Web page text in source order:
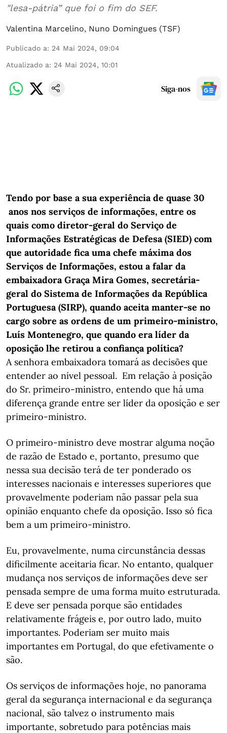
"lesa-pátria” que foi o fim do SEF.
Valentina Marcelino, Nuno Domingues (TSF)
Publicado a: 24 Mai 2024, 09:04
Atualizado a: 24 Mai 2024, 10:01
Siga-nos
Tendo por base a sua experiência de quase 30
anos nos serviços de informações, entre os
quais como diretor-geral do Serviço de
Informações Estratégicas de Defesa (SIED) com
que autoridade fica uma chefe máxima dos
Serviços de Informações, estou a falar da
embaixadora Graça Mira Gomes, secretária-
geral do Sistema de Informações da República
Portuguesa (SIRP), quando aceita manter-se no
cargo sobre as ordens de um primeiro-ministro,
Luís Montenegro, que quando era líder da
oposição lhe retirou a confiança política?
A senhora embaixadora tomará as decisões que
entender ao nível pessoal. Em relação à posição
do Sr. primeiro-ministro, entendo que há uma
diferença grande entre ser líder da oposição e ser
primeiro-ministro.
O primeiro-ministro deve mostrar alguma noção
de razão de Estado e, portanto, presumo que
nessa sua decisão terá de ter ponderado os
interesses nacionais e interesses superiores que
provavelmente poderiam não passar pela sua
opinião enquanto chefe da oposição. Isso só fica
bem a um primeiro-ministro.
Eu, provavelmente, numa circunstância dessas
dificilmente aceitaria ficar. No entanto, qualquer
mudança nos serviços de informações deve ser
pensada sempre de uma forma muito estruturada.
E deve ser pensada porque são entidades
relativamente frágeis e, por outro lado, muito
importantes. Poderiam ser muito mais
importantes em Portugal, do que efetivamente o
são.
Os serviços de informações hoje, no panorama
geral da segurança internacional e da segurança
nacional, são talvez o instrumento mais
importante, sobretudo para potências mais